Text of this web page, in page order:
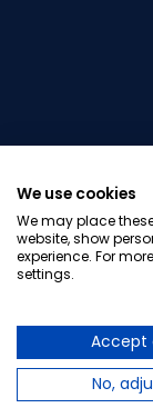
We use cookies
We may place
website, show
experience. For
settings.
Accept
No,